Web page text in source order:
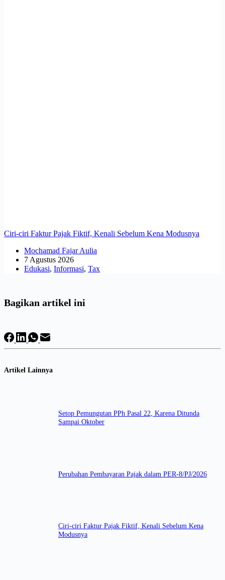
Ciri-ciri Faktur Pajak Fiktif, Kenali Sebelum Kena Modusnya
Mochamad Fajar Aulia
7 Agustus 2026
Edukasi, Informasi, Tax
Bagikan artikel ini
Artikel Lainnya
Setop Pemungutan PPh Pasal 22, Karena Ditunda
Sampai Oktober
Perubahan Pembayaran Pajak dalam PER-8/PJ/2026
Ciri-ciri Faktur Pajak Fiktif, Kenali Sebelum Kena
Modusnya